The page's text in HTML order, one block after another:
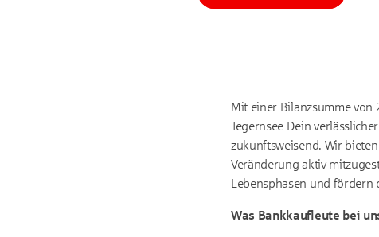
Mit einer Bilanzsumme von
Tegernsee Dein
zukunftsweisend. Wir
Veränderung aktiv
Lebensphasen und fördern
Was Bankkaufleute bei